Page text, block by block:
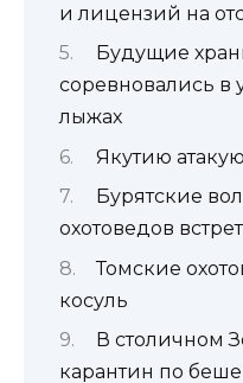
и лицензий на
Будущие
соревновались в
лыжах
Якутию
Бурятские
охотоведов
Томские
косуль
В столичном
карантин по